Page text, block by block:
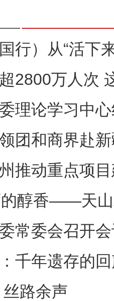
行）从“活下
2800万人次
理论学习中
团和商界赴
推动重点项
醇香——天山
常委会召开
千年遗存的
路余声